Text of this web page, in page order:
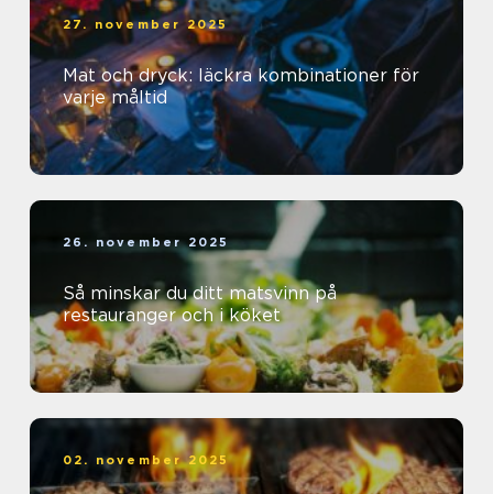
27. november 2025
Mat och dryck: läckra kombinationer för
varje måltid
26. november 2025
Så minskar du ditt matsvinn på
restauranger och i köket
02. november 2025